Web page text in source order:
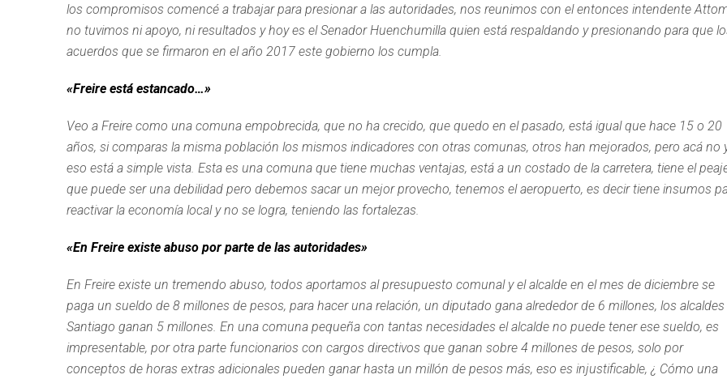
los compromisos comencé a trabajar para presionar a las autoridades, nos reunimos con el entonces intendente
no tuvimos ni apoyo, ni resultados y hoy es el Senador Huenchumilla quien está respaldando y presionando para que
acuerdos que se firmaron en el año 2017 este gobierno los cumpla.
«Freire está estancado…»
Veo a Freire como una comuna empobrecida, que no ha crecido, que quedo en el pasado, está igual que hace 15 o 20
años, si comparas la misma población los mismos indicadores con otras comunas, otros han mejorados, pero acá no
eso está a simple vista. Esta es una comuna que tiene muchas ventajas, está a un costado de la carretera, tiene el
que puede ser una debilidad pero debemos sacar un mejor provecho, tenemos el aeropuerto, es decir tiene insumos
reactivar la economía local y no se logra, teniendo las fortalezas.
«En Freire existe abuso por parte de las autoridades»
En Freire existe un tremendo abuso, todos aportamos al presupuesto comunal y el alcalde en el mes de diciembre se
paga un sueldo de 8 millones de pesos, para hacer una relación, un diputado gana alrededor de 6 millones, los
Santiago ganan 5 millones. En una comuna pequeña con tantas necesidades el alcalde no puede tener ese sueldo, es
impresentable, por otra parte funcionarios con cargos directivos que ganan sobre 4 millones de pesos, solo por
conceptos de horas extras adicionales pueden ganar hasta un millón de pesos más, eso es injustificable, ¿ Cómo una